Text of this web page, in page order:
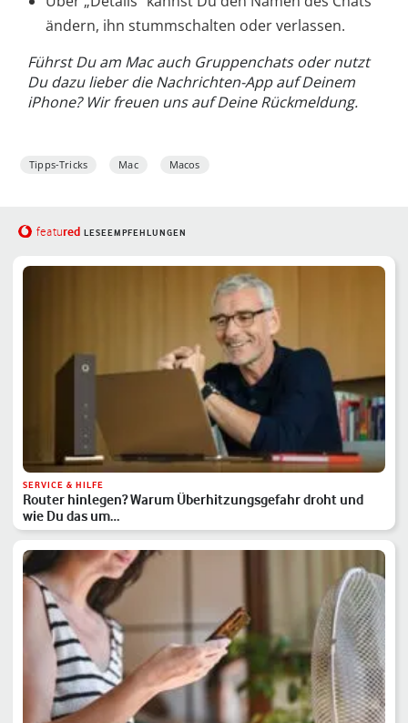
ändern, ihn stummschalten oder verlassen.
Führst Du am Mac auch Gruppenchats oder nutzt
Du dazu lieber die Nachrichten-App auf Deinem
iPhone? Wir freuen uns auf Deine Rückmeldung.
Tipps-Tricks Mac Macos
featured LESEEMPFEHLUNGEN
SERVICE & HILFE
Router hinlegen? Warum Überhitzungsgefahr droht und
wie Du das um…